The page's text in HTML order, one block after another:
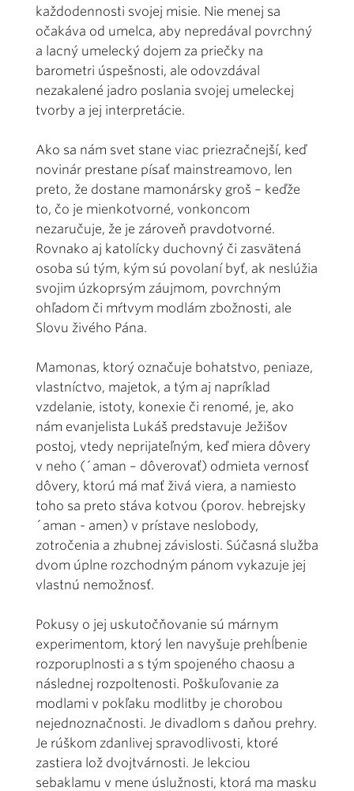
každodennosti svojej misie. Nie menej sa
očakáva od umelca, aby nepredával povrchný
a lacný umelecký dojem za priečky na
barometri úspešnosti, ale odovzdával
nezakalené jadro poslania svojej umeleckej
tvorby a jej interpretácie.
Ako sa nám svet stane viac priezračnejší, keď
novinár prestane písať mainstreamovo, len
preto, že dostane mamonársky groš – keďže
to, čo je mienkotvorné, vonkoncom
nezaručuje, že je zároveň pravdotvorné.
Rovnako aj katolícky duchovný či zasvätená
osoba sú tým, kým sú povolaní byť, ak neslúžia
svojim úzkoprsým záujmom, povrchným
ohľadom či mŕtvym modlám zbožnosti, ale
Slovu živého Pána.
Mamonas, ktorý označuje bohatstvo, peniaze,
vlastníctvo, majetok, a tým aj napríklad
vzdelanie, istoty, konexie či renomé, je, ako
nám evanjelista Lukáš predstavuje Ježišov
postoj, vtedy neprijateľným, keď miera dôvery
v neho (´aman – dôverovať) odmieta vernosť
dôvery, ktorú má mať živá viera, a namiesto
toho sa preto stáva kotvou (porov. hebrejsky
´aman - amen) v prístave neslobody,
zotročenia a zhubnej závislosti. Súčasná služba
dvom úplne rozchodným pánom vykazuje jej
vlastnú nemožnosť.
Pokusy o jej uskutočňovanie sú márnym
experimentom, ktorý len navyšuje prehĺbenie
rozporuplnosti a s tým spojeného chaosu a
následnej rozpoltenosti. Poškuľovanie za
modlami v pokľaku modlitby je chorobou
nejednoznačnosti. Je divadlom s daňou prehry.
Je rúškom zdanlivej spravodlivosti, ktoré
zastiera lož dvojtvárnosti. Je lekciou
sebaklamu v mene úslužnosti, ktorá ma masku